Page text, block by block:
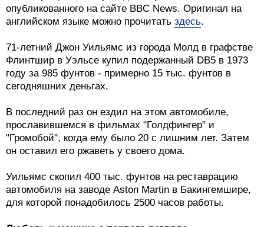
опубликованного на сайте BBC News. Оригинал на
английском языке можно прочитать здесь.
71-летний Джон Уильямс из города Молд в графстве
Флинтшир в Уэльсе купил подержанный DB5 в 1973
году за 985 фунтов - примерно 15 тыс. фунтов в
сегодняшних деньгах.
В последний раз он ездил на этом автомобиле,
прославившемся в фильмах "Голдфингер" и
"Громобой", когда ему было 20 с лишним лет. Затем
он оставил его ржаветь у своего дома.
Уильямс скопил 400 тыс. фунтов на реставрацию
автомобиля на заводе Aston Martin в Бакингемшире,
для которой понадобилось 2500 часов работы.